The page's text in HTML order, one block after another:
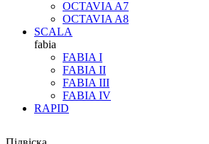
OCTAVIA A7
OCTAVIA A8
SCALA
fabia
FABIA I
FABIA II
FABIA III
FABIA IV
RAPID